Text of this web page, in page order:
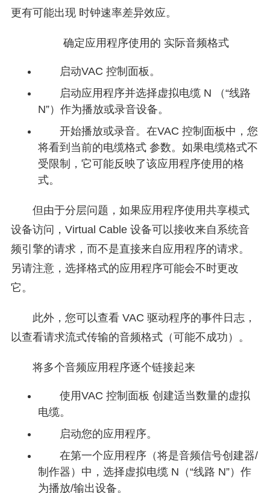
更有可能出现 时钟速率差异效应。
确定应用程序使用的 实际音频格式
启动VAC 控制面板。
启动应用程序并选择虚拟电缆 N （“线路
N”）作为播放或录音设备。
开始播放或录音。在VAC 控制面板中，您
将看到当前的电缆格式 参数。如果电缆格式不
受限制，它可能反映了该应用程序使用的格
式。
但由于分层问题，如果应用程序使用共享模式
设备访问，Virtual Cable 设备可以接收来自系统音
频引擎的请求，而不是直接来自应用程序的请求。
另请注意，选择格式的应用程序可能会不时更改
它。
此外，您可以查看 VAC 驱动程序的事件日志，
以查看请求流式传输的音频格式（可能不成功）。
将多个音频应用程序逐个链接起来
使用VAC 控制面板 创建适当数量的虚拟
电缆。
启动您的应用程序。
在第一个应用程序（将是音频信号创建器/
制作器）中，选择虚拟电缆 N（“线路 N”）作
为播放/输出设备。